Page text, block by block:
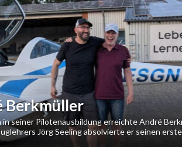
Berkmüller
seiner Pilotenausbildung erreichte André
Jörg Seeling absolvierte er seinen